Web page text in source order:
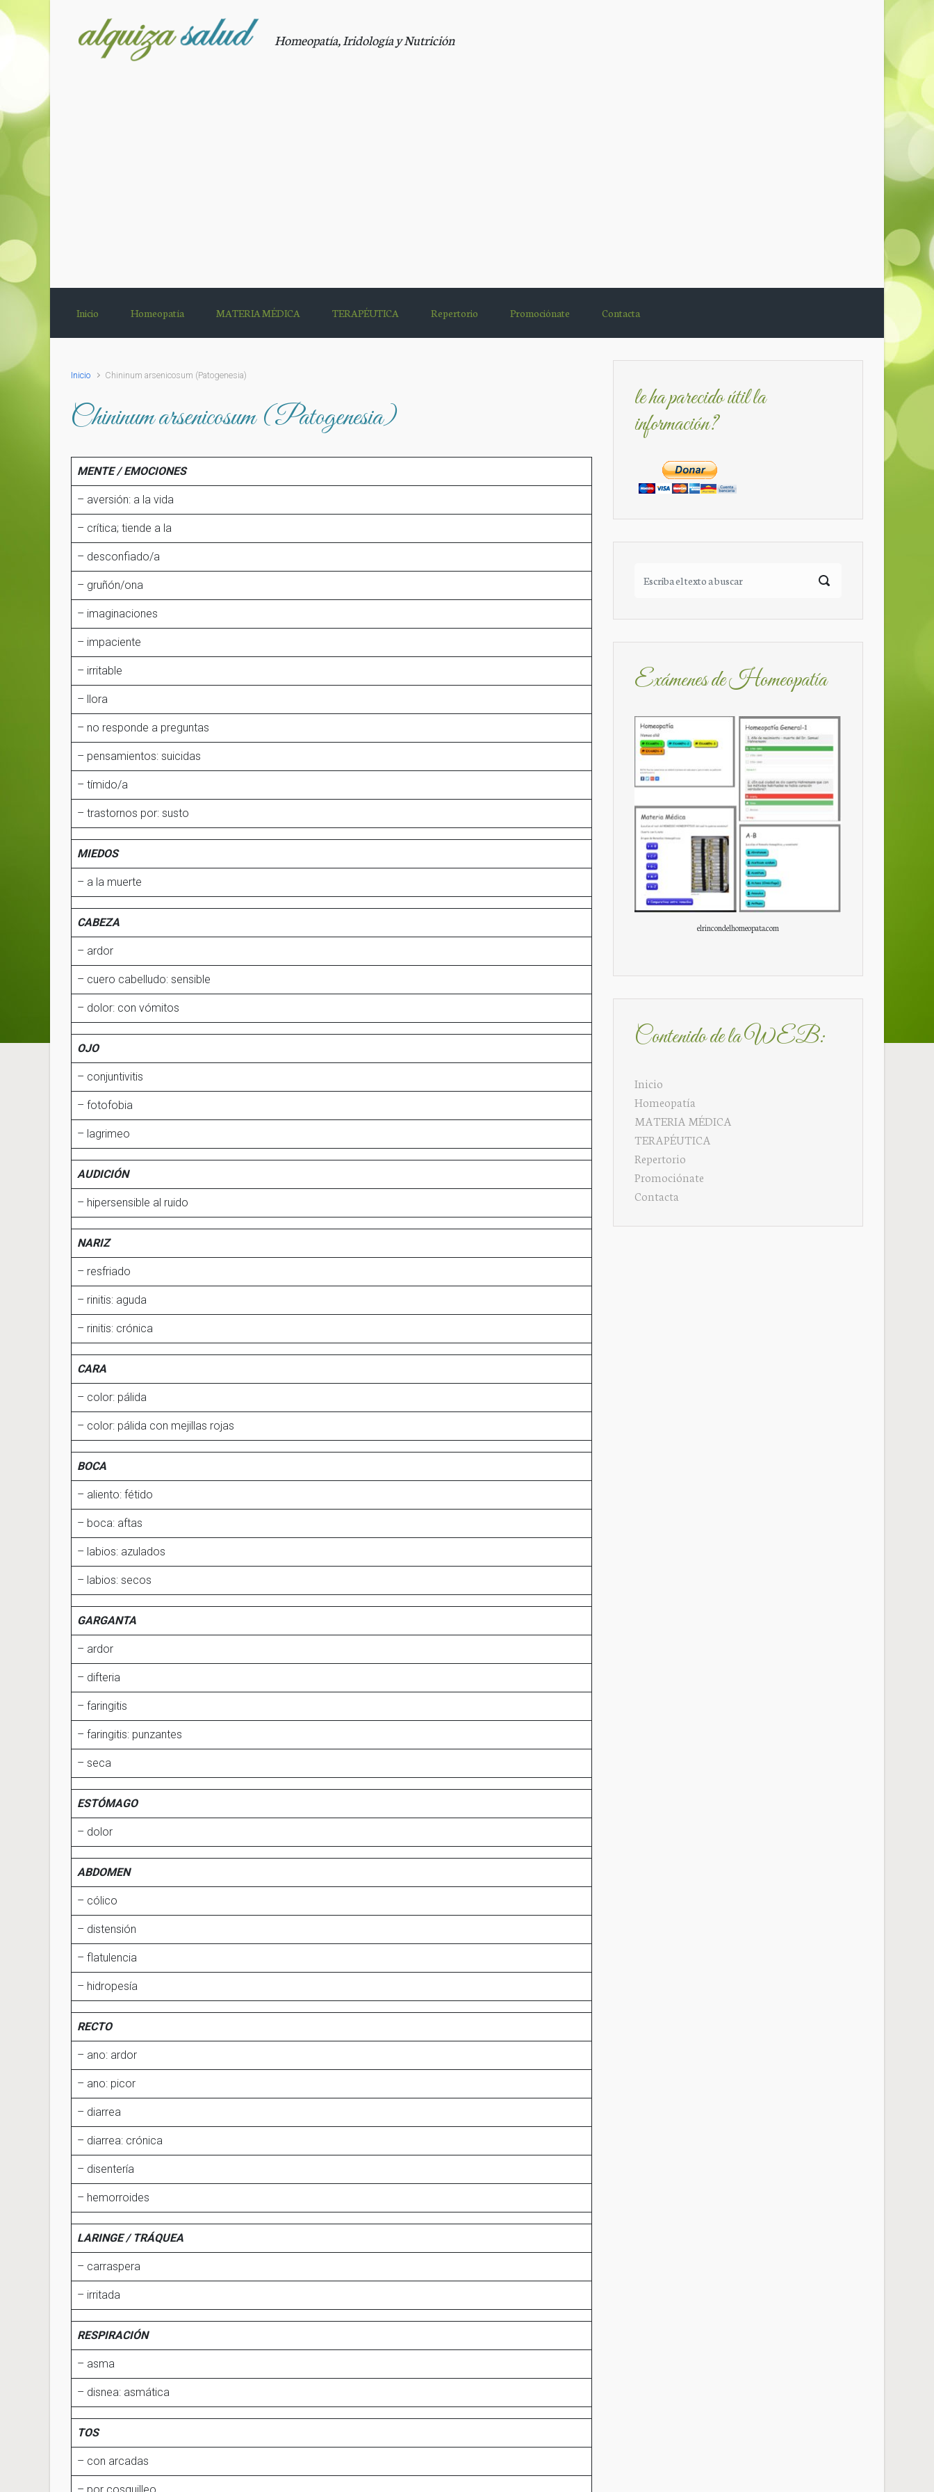
Saltar al contenido principal
Homeopatía, Iridología y Nutrición
Inicio Homeopatía MATERIA MÉDICA TERAPÉUTICA Repertorio Promociónate Contacta
Inicio Chininum arsenicosum (Patogenesia)
Chininum arsenicosum (Patogenesia)
MENTE / EMOCIONES
– aversión: a la vida
– crítica; tiende a la
– desconfiado/a
– gruñón/ona
– imaginaciones
– impaciente
– irritable
– llora
– no responde a preguntas
– pensamientos: suicidas
– tímido/a
– trastornos por: susto
MIEDOS
– a la muerte
CABEZA
– ardor
– cuero cabelludo: sensible
– dolor: con vómitos
OJO
– conjuntivitis
– fotofobia
– lagrimeo
AUDICIÓN
– hipersensible al ruido
NARIZ
– resfriado
– rinitis: aguda
– rinitis: crónica
CARA
– color: pálida
– color: pálida con mejillas rojas
BOCA
– aliento: fétido
– boca: aftas
– labios: azulados
– labios: secos
GARGANTA
– ardor
– difteria
– faringitis
– faringitis: punzantes
– seca
ESTÓMAGO
– dolor
ABDOMEN
– cólico
– distensión
– flatulencia
– hidropesía
RECTO
– ano: ardor
– ano: picor
– diarrea
– diarrea: crónica
– disentería
– hemorroides
LARINGE / TRÁQUEA
– carraspera
– irritada
RESPIRACIÓN
– asma
– disnea: asmática
TOS
– con arcadas
– por cosquilleo
le ha parecido útil la
información?
Exámenes de Homeopatía
elrincondelhomeopata.com
Contenido de la WEB:
Inicio
Homeopatía
MATERIA MÉDICA
TERAPÉUTICA
Repertorio
Promociónate
Contacta